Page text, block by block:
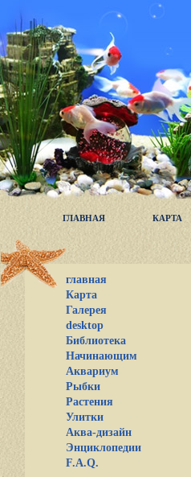
ГЛАВНАЯ КАРТА
главная
Карта
Галерея
desktop
Библиотека
Начинающим
Аквариум
Рыбки
Растения
Улитки
Аква-дизайн
Энциклопедии
F.A.Q.